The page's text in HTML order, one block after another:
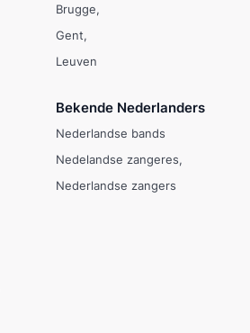
Brugge
Gent
Leuven
Bekende Nederlanders
Nederlandse bands
Nedelandse zangeres
Nederlandse zangers